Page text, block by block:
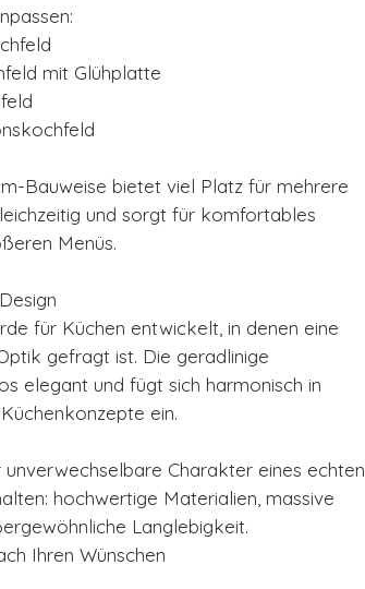
mit Glühplatte
Bauweise bietet viel Platz für mehrere
und sorgt für komfortables
Menüs.
für Küchen entwickelt, in denen eine
gefragt ist. Die geradlinige
elegant und fügt sich harmonisch in
ein.
Charakter eines echten
hochwertige Materialien, massive
Langlebigkeit.
Ihren Wünschen